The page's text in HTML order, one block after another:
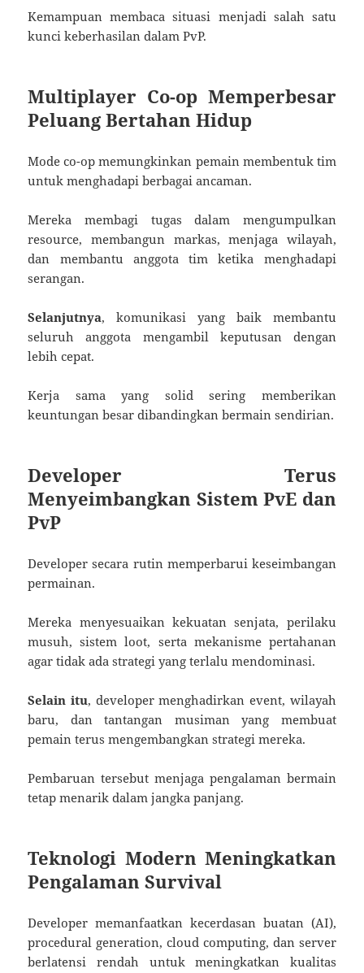
Kemampuan membaca situasi menjadi salah satu
kunci keberhasilan dalam PvP.
Multiplayer Co-op Memperbesar
Peluang Bertahan Hidup
Mode co-op memungkinkan pemain membentuk tim
untuk menghadapi berbagai ancaman.
Mereka membagi tugas dalam mengumpulkan
resource, membangun markas, menjaga wilayah,
dan membantu anggota tim ketika menghadapi
serangan.
Selanjutnya, komunikasi yang baik membantu
seluruh anggota mengambil keputusan dengan
lebih cepat.
Kerja sama yang solid sering memberikan
keuntungan besar dibandingkan bermain sendirian.
Developer Terus
Menyeimbangkan Sistem PvE dan
PvP
Developer secara rutin memperbarui keseimbangan
permainan.
Mereka menyesuaikan kekuatan senjata, perilaku
musuh, sistem loot, serta mekanisme pertahanan
agar tidak ada strategi yang terlalu mendominasi.
Selain itu, developer menghadirkan event, wilayah
baru, dan tantangan musiman yang membuat
pemain terus mengembangkan strategi mereka.
Pembaruan tersebut menjaga pengalaman bermain
tetap menarik dalam jangka panjang.
Teknologi Modern Meningkatkan
Pengalaman Survival
Developer memanfaatkan kecerdasan buatan (AI),
procedural generation, cloud computing, dan server
berlatensi rendah untuk meningkatkan kualitas